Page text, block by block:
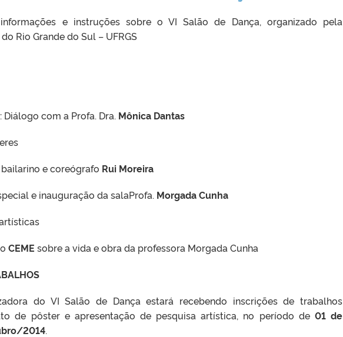
e instruções sobre o VI Salão de Dança, organizado pela
Rio Grande do Sul – UFRGS
com a Profa. Dra. Mônica Dantas
e coreógrafo Rui Moreira
e inauguração da salaProfa. Morgada Cunha
CEME sobre a vida e obra da professora Morgada Cunha
do VI Salão de Dança estará recebendo inscrições de trabalhos
de pôster e apresentação de pesquisa artística, no período de 01 de
2014.